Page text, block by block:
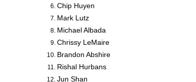
Chip Huyen
Mark Lutz
Michael Albada
Chrissy LeMaire
Brandon Abshire
Rishal Hurbans
Jun Shan